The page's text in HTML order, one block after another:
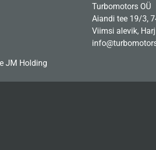
JM Holding
Turbomotors OÜ
Aiandi tee 19/3,
Viimsi alevik,